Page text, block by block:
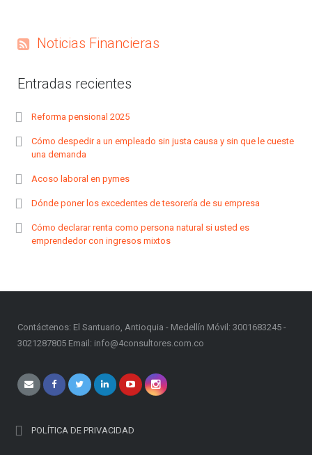
Noticias Financieras
Entradas recientes
Reforma pensional 2025
Cómo despedir a un empleado sin justa causa y sin que le cueste
una demanda
Acoso laboral en pymes
Dónde poner los excedentes de tesorería de su empresa
Cómo declarar renta como persona natural si usted es
emprendedor con ingresos mixtos
Contáctenos: El Santuario, Antioquia - Medellín Móvil: 3001683245 -
3021287805 Email: info@4consultores.com.co
POLÍTICA DE PRIVACIDAD